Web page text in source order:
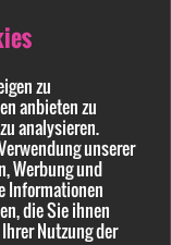
zu
anbieten zu
analysieren.
unserer
Werbung und
Informationen
die Sie ihnen
Nutzung der
Sari-Sander